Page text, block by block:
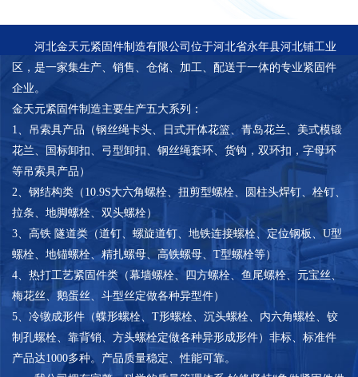
河北金天元紧固件制造有限公司位于河北省永年县河北铺工业
区，是一家集生产、销售、仓储、加工、配送于一体的专业紧固件
企业。
金天元紧固件制造主要生产五大系列：
1、吊索具产品（钢丝绳卡头、日式开体花篮、青岛花兰、美式模锻
花兰、国标卸扣、弓型卸扣、钢丝绳套环、货钩，双环扣，字母环
等吊索具产品）
2、钢结构类（10.9S大六角螺栓、扭剪型螺栓、圆柱头焊钉、栓钉、
拉条、地脚螺栓、双头螺栓）
3、高铁 隧道类（道钉、螺旋道钉、地铁连接螺栓、定位钢板、U型
螺栓、地锚螺栓、精扎螺母、高铁螺母、T型螺栓等）
4、热打工艺紧固件类（幕墙螺栓、四方螺栓、鱼尾螺栓、元宝丝、
梅花丝、鹅蛋丝、斗型丝定做各种异型件）
5、冷镦成形件（蝶形螺栓、T形螺栓、沉头螺栓、内六角螺栓、铰
制孔螺栓、靠背销、方头螺栓定做各种异形成形件）非标、标准件
产品达1000多种。产品质量稳定、性能可靠。